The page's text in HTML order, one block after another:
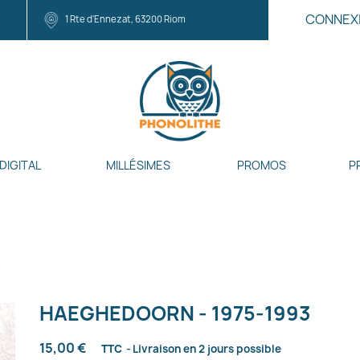
1 Rte d'Ennezat, 63200 Riom
DIGITAL MILLÉSIMES PROMOS
HAEGHEDOORN - 1975-1993
15,00 € TTC Livraison en 2 jours possible